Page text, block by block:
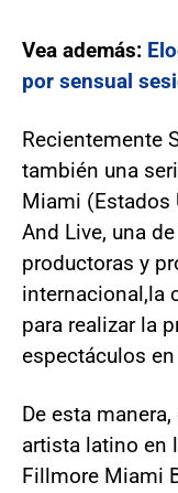
Vea además:
por sensual
Recientemente
también una
Miami (Estados
And Live, una
productoras y
internacional,la
para realizar la
espectáculos
De esta
artista latino en
Fillmore Miami